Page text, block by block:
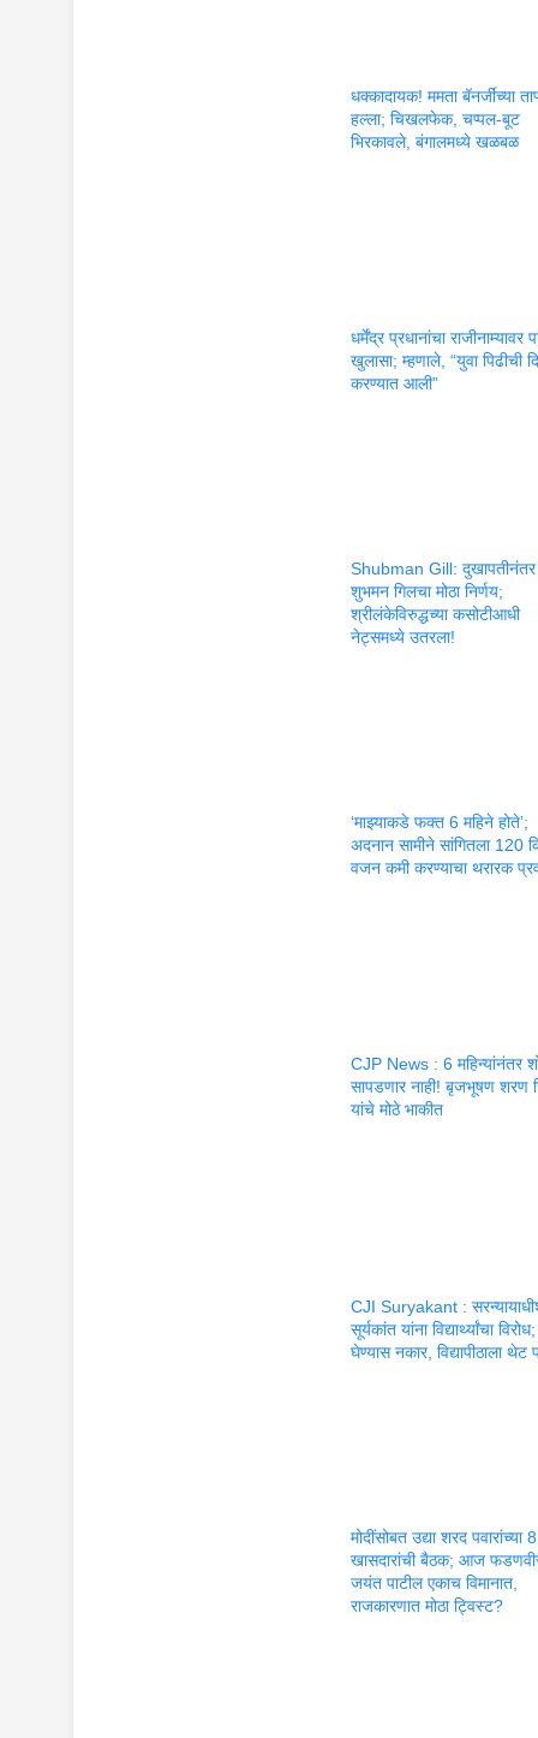
धक्कादायक! ममता बॅनर्जींच्या
हल्ला; चिखलफेक, चप्पल-बूट
भिरकावले, बंगालमध्ये खळबळ
धर्मेंद्र प्रधानांचा राजीनाम्यावर
खुलासा; म्हणाले, “युवा पिढीची
करण्यात आली”
Shubman Gill: दुखापतीनंतर
शुभमन गिलचा मोठा निर्णय;
श्रीलंकेविरुद्धच्या कसोटीआधी
नेट्समध्ये उतरला!
‘माझ्याकडे फक्त 6 महिने होते’;
अदनान सामीने सांगितला 120
वजन कमी करण्याचा थरारक
CJP News : 6 महिन्यांनंतर
सापडणार नाही! बृजभूषण शरण
यांचे मोठे भाकीत
CJI Suryakant :
सूर्यकांत यांना विद्यार्थ्यांचा
घेण्यास नकार, विद्यापीठाला थेट
मोदींसोबत उद्या शरद पवारांच्या 8
खासदारांची बैठक; आज
जयंत पाटील एकाच विमानात,
राजकारणात मोठा ट्विस्ट?